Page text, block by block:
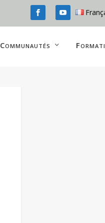
Communautés